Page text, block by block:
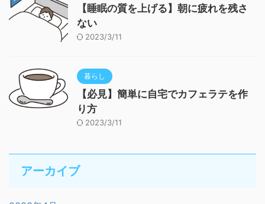
【睡眠の質を上げる】朝に疲れを残さ
ない
2023/3/11
暮らし
【必見】簡単に自宅でカフェラテを作
り方
2023/3/11
アーカイブ